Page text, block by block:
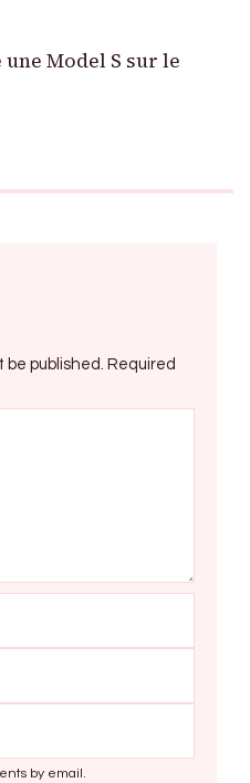
Model S sur le
be published. Required
by email.